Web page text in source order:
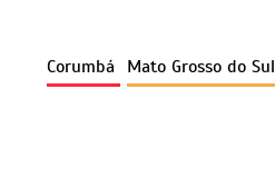
Corumbá Mato Grosso do Sul